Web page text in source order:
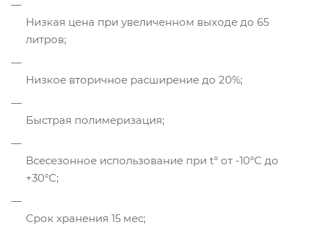
Низкая цена при увеличенном выходе до 65
литров;
Низкое вторичное расширение до 20%;
Быстрая полимеризация;
Всесезонное использование при t° от -10°C до
+30°C;
Срок хранения 15 мес;